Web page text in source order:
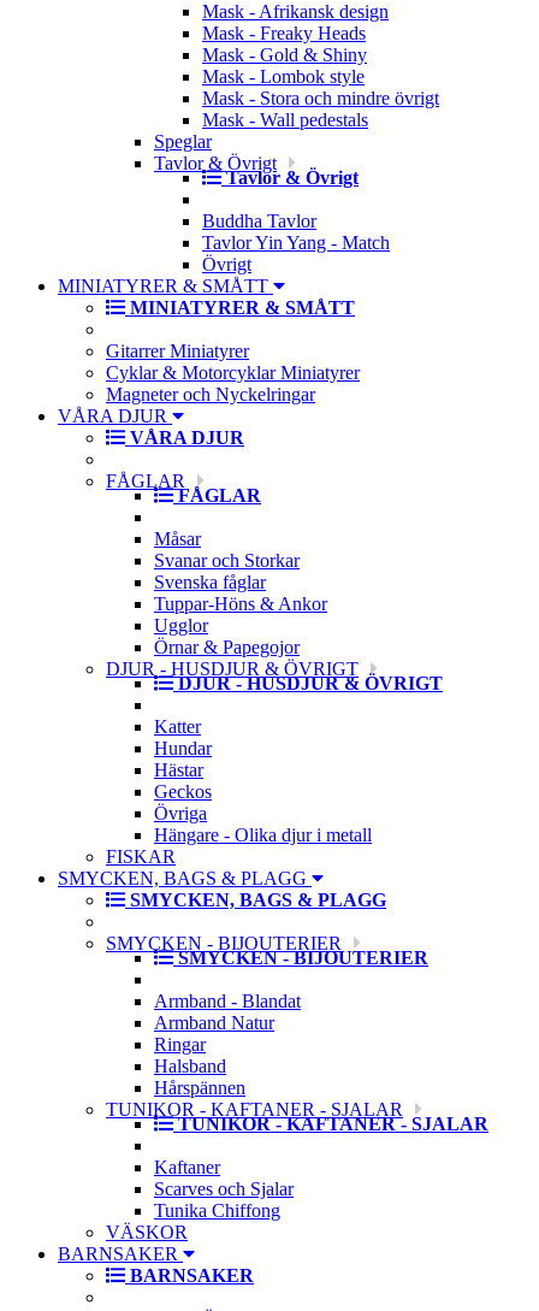
Mask - Afrikansk design
Mask - Freaky Heads
Mask - Gold & Shiny
Mask - Lombok style
Mask - Stora och mindre övrigt
Mask - Wall pedestals
Speglar
Tavlor & Övrigt
Tavlor & Övrigt
Buddha Tavlor
Tavlor Yin Yang - Match
Övrigt
MINIATYRER & SMÅTT
MINIATYRER & SMÅTT
Gitarrer Miniatyrer
Cyklar & Motorcyklar Miniatyrer
Magneter och Nyckelringar
VÅRA DJUR
VÅRA DJUR
FÅGLAR
FÅGLAR
Måsar
Svanar och Storkar
Svenska fåglar
Tuppar-Höns & Ankor
Ugglor
Örnar & Papegojor
DJUR - HUSDJUR & ÖVRIGT
DJUR - HUSDJUR & ÖVRIGT
Katter
Hundar
Hästar
Geckos
Övriga
Hängare - Olika djur i metall
FISKAR
SMYCKEN, BAGS & PLAGG
SMYCKEN, BAGS & PLAGG
SMYCKEN - BIJOUTERIER
SMYCKEN - BIJOUTERIER
Armband - Blandat
Armband Natur
Ringar
Halsband
Hårspännen
TUNIKOR - KAFTANER - SJALAR
TUNIKOR - KAFTANER - SJALAR
Kaftaner
Scarves och Sjalar
Tunika Chiffong
VÄSKOR
BARNSAKER
BARNSAKER